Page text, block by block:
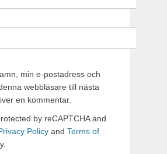
min e-postadress och
webbläsare till nästa
en kommentar.
by reCAPTCHA and
Policy and Terms of